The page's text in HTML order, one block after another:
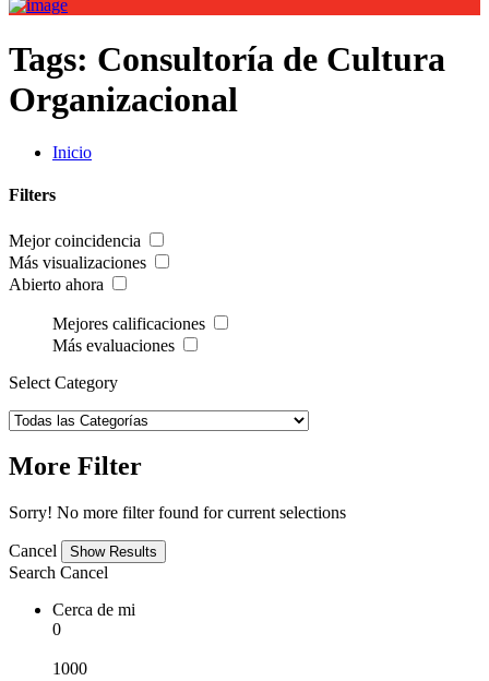
Tags: Consultoría de Cultura
Organizacional
Inicio
Filters
Mejor coincidencia
Más visualizaciones
Abierto ahora
Mejores calificaciones
Más evaluaciones
Select Category
More Filter
Sorry! No more filter found for current selections
Cancel
Search Cancel
Cerca de mi
0
1000